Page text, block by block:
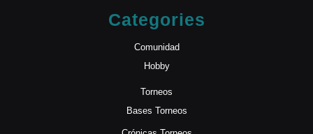
Categories
Comunidad
Hobby
Torneos
Bases Torneos